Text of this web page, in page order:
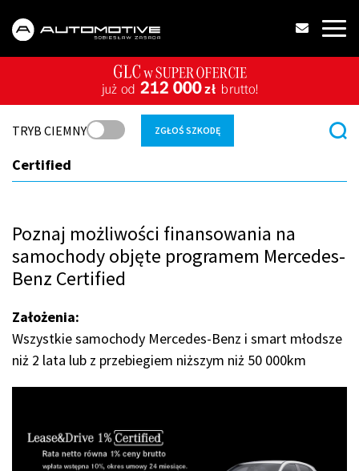
TRYB CIEMNY ZGŁOŚ SZKODĘ
Certified
Poznaj możliwości finansowania na
samochody objęte programem Mercedes-
Benz Certified
Założenia:
Wszystkie samochody Mercedes-Benz i smart młodsze
niż 2 lata lub z przebiegiem niższym niż 50 000km